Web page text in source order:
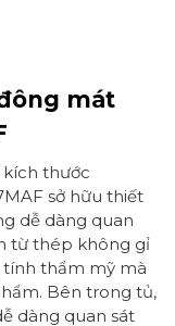
mát
kích thước
sở hữu thiết
dễ dàng quan
từ thép không gỉ
tính thẩm mỹ mà
Bên trong tủ,
dàng quan sát